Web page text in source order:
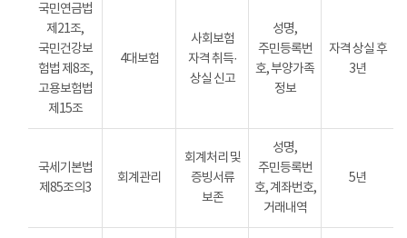
국민연금법
제21조,
국민건강보
험법 제8조,
고용보험법
제15조
4대보험
사회보험
자격 취득·
상실 신고
성명,
주민등록번
호, 부양가족
정보
자격 상실 후
3년
국세기본법
제85조의3
회계관리
회계처리 및
증빙서류
보존
성명,
주민등록번
호, 계좌번호,
거래내역
5년